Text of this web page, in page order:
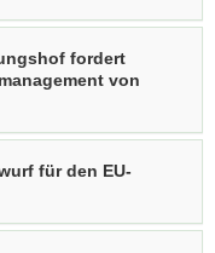
fordert
von
für den EU-